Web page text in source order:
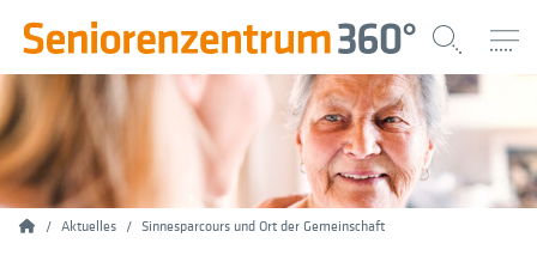
HomeAktuelles Sinnesparcours und Ort der Gemeinschaft